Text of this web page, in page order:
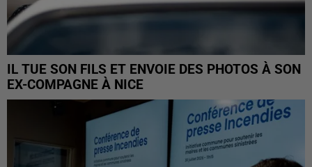
IL TUE SON FILS ET ENVOIE DES PHOTOS À SON
EX-COMPAGNE À NICE